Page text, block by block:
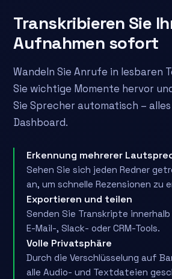
Transkribieren Sie
Aufnahmen sofort
Wandeln Sie Anrufe in lesbaren
Sie wichtige Momente hervor
Sie Sprecher automatisch –
Dashboard.
Erkennung mehrerer
Sehen Sie sich jeden Redner
an, um schnelle Rezensionen zu
Exportieren und teilen
Senden Sie Transkripte
E-Mail-, Slack- oder CRM-Tools.
Volle Privatsphäre
Durch die Verschlüsselung auf
alle Audio- und Textdateien